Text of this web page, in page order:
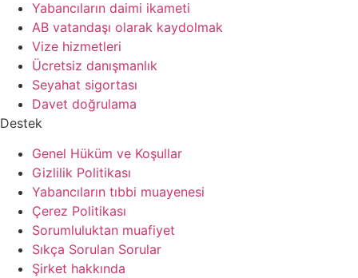
Yabancıların daimi ikameti
AB vatandaşı olarak kaydolmak
Vize hizmetleri
Ücretsiz danışmanlık
Seyahat sigortası
Davet doğrulama
Destek
Genel Hüküm ve Koşullar
Gizlilik Politikası
Yabancıların tıbbi muayenesi
Çerez Politikası
Sorumluluktan muafiyet
Sıkça Sorulan Sorular
Şirket hakkında